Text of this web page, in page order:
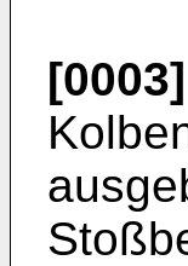
[0003]